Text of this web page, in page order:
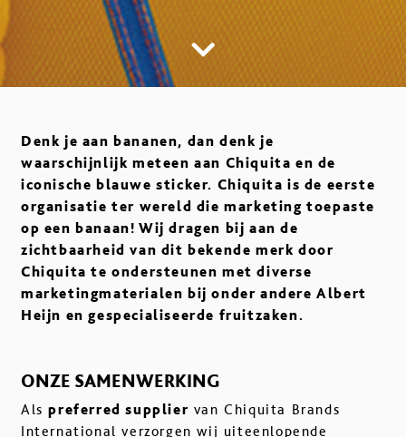
Denk je aan bananen, dan denk je
waarschijnlijk meteen aan Chiquita en de
iconische blauwe sticker. Chiquita is de eerste
organisatie ter wereld die marketing toepaste
op een banaan! Wij dragen bij aan de
zichtbaarheid van dit bekende merk door
Chiquita te ondersteunen met diverse
marketingmaterialen bij onder andere Albert
Heijn en gespecialiseerde fruitzaken.
ONZE SAMENWERKING
Alspreferred supplier van Chiquita Brands
International verzorgen wij uiteenlopende